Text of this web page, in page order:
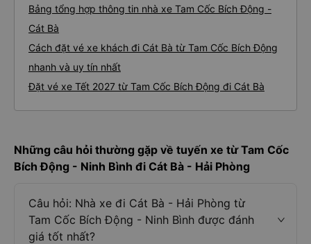
Bảng tổng hợp thông tin nhà xe Tam Cốc Bích Động -
Cát Bà
Cách đặt vé xe khách đi Cát Bà từ Tam Cốc Bích Động
nhanh và uy tín nhất
Đặt vé xe Tết 2027 từ Tam Cốc Bích Động đi Cát Bà
Những câu hỏi thường gặp về tuyến xe từ Tam Cốc
Bích Động - Ninh Bình đi Cát Bà - Hải Phòng
Câu hỏi: Nhà xe đi Cát Bà - Hải Phòng từ
Tam Cốc Bích Động - Ninh Bình được đánh
giá tốt nhất?